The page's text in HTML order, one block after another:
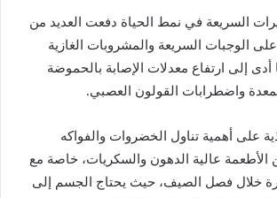
السريعة في نمط الحياة دفعت العديد من
على الوجبات السريعة والمشروبات الغازية
إلى ارتفاع معدلات الإصابة بالحموضة
واضطرابات القولون العصبي.
على أهمية تناول الخضروات والفواكه
الأطعمة عالية الدهون والسكريات، خاصة مع
خلال فصل الصيف، حيث يحتاج الجسم إلى